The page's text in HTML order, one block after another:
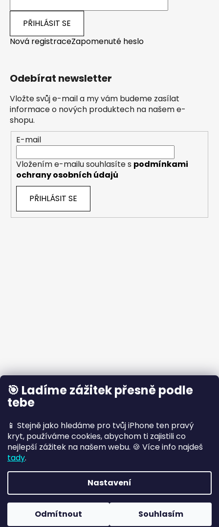
🎯 Ladíme zážitek přesně podle
tebe
📱 Stejně jako hledáme pro tvůj iPhone ten pravý
kryt, používáme cookies, abychom ti zajistili co
nejlepší zážitek na našem webu. 🍪 Více info najdeš
tady.
Nastavení
Odmítnout Souhlasím
PŘIHLÁSIT SE
Nová registraceZapomenuté heslo
Odebírat newsletter
Vložte svůj e-mail a my vám budeme zasílat
informace o nových produktech na našem e-
shopu.
E-mail
Vložením e-mailu souhlasíte s podmínkami
ochrany osobních údajů
PŘIHLÁSIT SE
Vytvořil Shoptet
Copyright 2026Crity
. Všechna práva vyhrazena.